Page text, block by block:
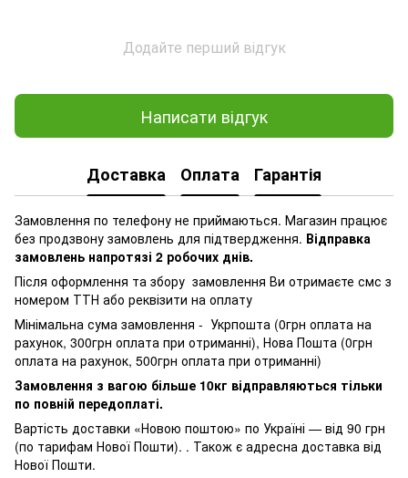
Додайте перший відгук
Написати відгук
Доставка Оплата Гарантія
Замовлення по телефону не приймаються. Магазин працює
без продзвону замовлень для підтвердження. Відправка
замовлень напротязі 2 робочих днів.
Після оформлення та збору замовлення Ви отримаєте смс з
номером ТТН або реквізити на оплату
Мінімальна сума замовлення - Укрпошта (0грн оплата на
рахунок, 300грн оплата при отриманні), Нова Пошта (0грн
оплата на рахунок, 500грн оплата при отриманні)
Замовлення з вагою більше 10кг відправляються тільки
по повній передоплаті.
Вартість доставки «Новою поштою» по Україні — від 90 грн
(по тарифам Нової Пошти). . Також є адресна доставка від
Нової Пошти.